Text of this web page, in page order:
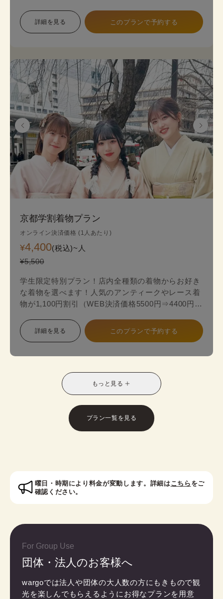
り一層上品な着物姿を演出します。
本格着物を気軽に街歩きで楽しめるプランで、海外
きます。
《セット内容》 着物･かんざし･長襦袢・肌襦袢(下
着)・草履･バッグ･足袋無料
※帯は袋帯オプションが別料金が発生します。
詳細を見る このプランで予約する
京都学割着物プラン
オンライン決済価格 (1人あたり)
¥4,400(税込)~ 人
¥5,500
学生限定特別プラン！店内全種類の着物からお好き
な着物を選べます！人気のアンティークやレース着
物が1,100円割引（WEB決済価格5500円⇒4400円）
スタンダードプランからアンティークやレース最新
行や卒業旅行におすすめです。
※受付時に学生証のご提示が必要となります。
※レトロモダン訪問着は帯オプションが別料金で発
生いたします。
対象者：中学生・高校生・大学生・専門学校生
詳細を見る このプランで予約する
もっと見る
プラン一覧を見る
曜日・時期により料金が変動します。詳細はこちら をご
確認ください。
For Group Use
団体・法人のお客様へ
wargoでは法人や団体の大人数の方にもきもので観
光を楽しんでもらえるようにお得なプランを用意